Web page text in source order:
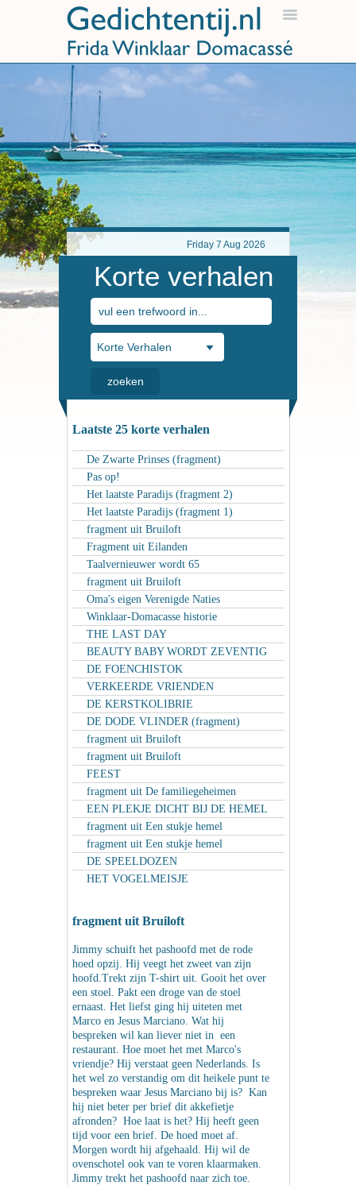
Friday 7 Aug 2026
Korte verhalen
Korte Verhalen
Laatste 25 korte verhalen
De Zwarte Prinses (fragment)
Pas op!
Het laatste Paradijs (fragment 2)
Het laatste Paradijs (fragment 1)
fragment uit Bruiloft
Fragment uit Eilanden
Taalvernieuwer wordt 65
fragment uit Bruiloft
Oma's eigen Verenigde Naties
Winklaar-Domacasse historie
THE LAST DAY
BEAUTY BABY WORDT ZEVENTIG
DE FOENCHISTOK
VERKEERDE VRIENDEN
DE KERSTKOLIBRIE
DE DODE VLINDER (fragment)
fragment uit Bruiloft
fragment uit Bruiloft
FEEST
fragment uit De familiegeheimen
EEN PLEKJE DICHT BIJ DE HEMEL
fragment uit Een stukje hemel
fragment uit Een stukje hemel
DE SPEELDOZEN
HET VOGELMEISJE
fragment uit Bruiloft
Jimmy schuift het pashoofd met de rode
hoed opzij. Hij veegt het zweet van zijn
hoofd.Trekt zijn T-shirt uit. Gooit het over
een stoel. Pakt een droge van de stoel
ernaast. Het liefst ging hij uiteten met
Marco en Jesus Marciano. Wat hij
bespreken wil kan liever niet in een
restaurant. Hoe moet het met Marco's
vriendje? Hij verstaat geen Nederlands. Is
het wel zo verstandig om dit heikele punt te
bespreken waar Jesus Marciano bij is? Kan
hij niet beter per brief dit akkefietje
afronden? Hoe laat is het? Hij heeft geen
tijd voor een brief. De hoed moet af.
Morgen wordt hij afgehaald. Hij wil de
ovenschotel ook van te voren klaarmaken.
Jimmy trekt het pashoofd naar zich toe.